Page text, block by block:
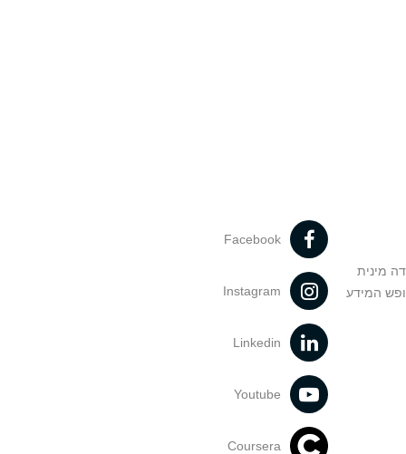
מינית
המידע
Facebook
Instagram
Linkedin
Youtube
Coursera